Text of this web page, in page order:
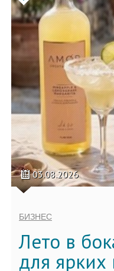
03.08.2026
БИЗНЕС
Лето в
для ярких